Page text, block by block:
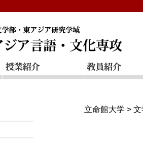
立命館大学 > 文